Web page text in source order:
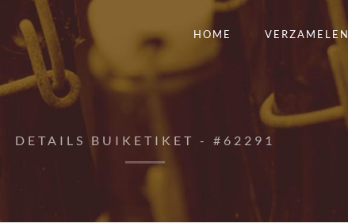
HOME VERZAMELEN
DETAILS BUIKETIKET - #62291